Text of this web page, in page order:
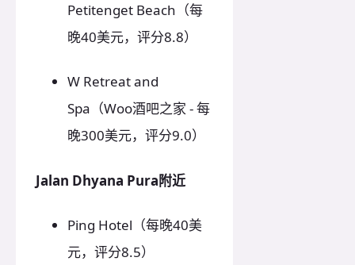
Petitenget Beach（每
晚40美元，评分8.8）
W Retreat and
Spa（Woo酒吧之家 - 每
晚300美元，评分9.0）
Jalan Dhyana Pura附近
Ping Hotel（每晚40美
元，评分8.5）